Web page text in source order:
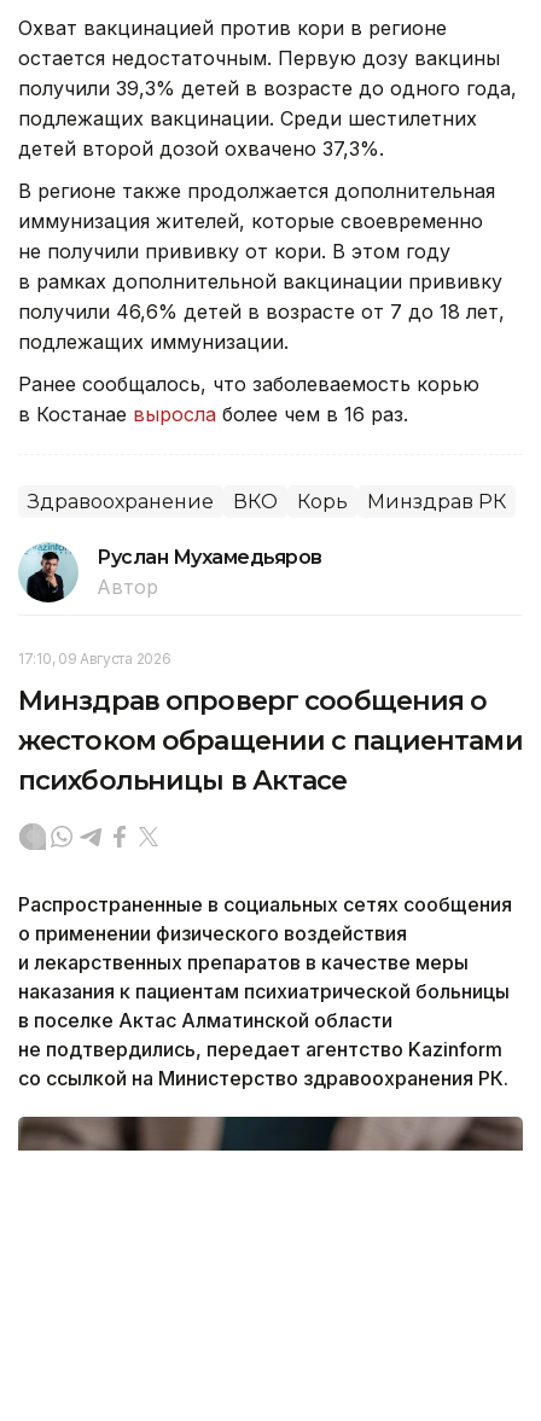
Охват вакцинацией против кори в регионе
остается недостаточным. Первую дозу вакцины
получили 39,3% детей в возрасте до одного года,
подлежащих вакцинации. Среди шестилетних
детей второй дозой охвачено 37,3%.
В регионе также продолжается дополнительная
иммунизация жителей, которые своевременно
не получили прививку от кори. В этом году
в рамках дополнительной вакцинации прививку
получили 46,6% детей в возрасте от 7 до 18 лет,
подлежащих иммунизации.
Ранее сообщалось, что заболеваемость корью
в Костанае выросла более чем в 16 раз.
Здравоохранение ВКО Корь Минздрав РК
Руслан Мухамедьяров
Автор
17:10, 09 Августа 2026
Минздрав опроверг сообщения о
жестоком обращении с пациентами
психбольницы в Актасе
Распространенные в социальных сетях сообщения
о применении физического воздействия
и лекарственных препаратов в качестве меры
наказания к пациентам психиатрической больницы
в поселке Актас Алматинской области
не подтвердились, передает агентство Kazinform
со ссылкой на Министерство здравоохранения РК.